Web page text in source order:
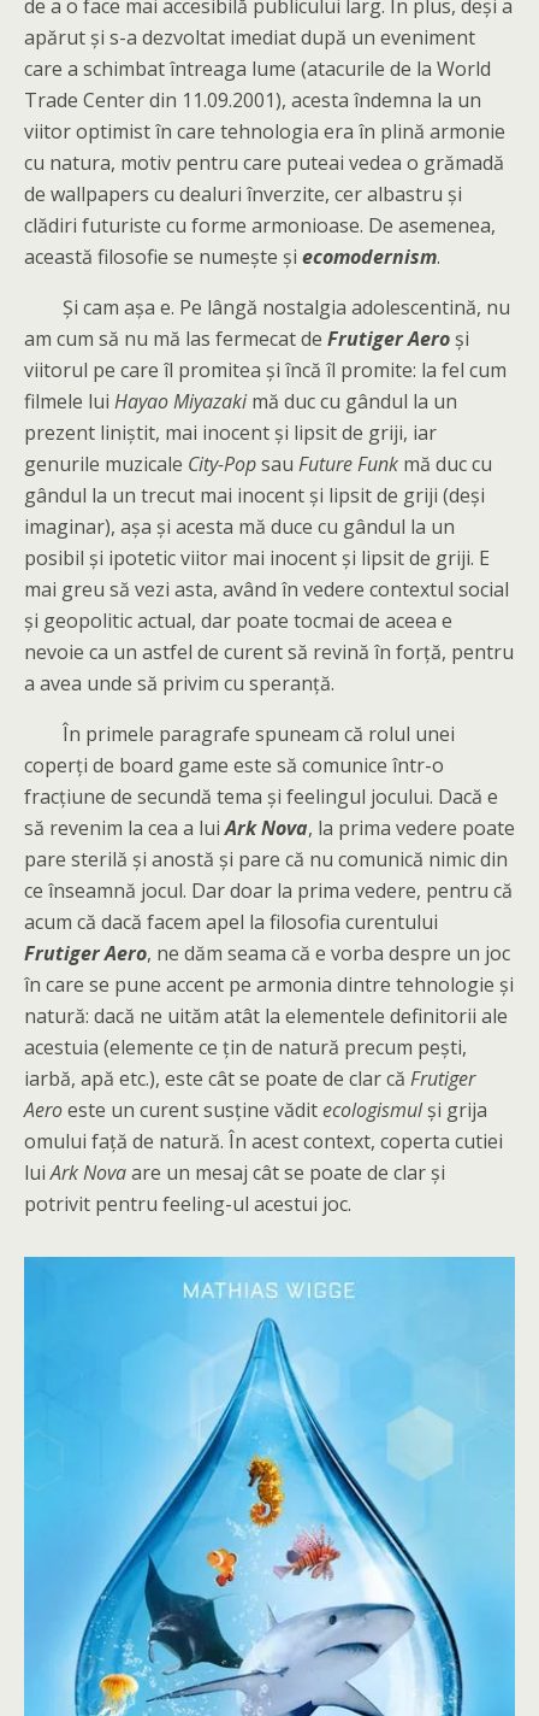
de a o face mai accesibilă publicului larg. În plus, deși a
apărut și s-a dezvoltat imediat după un eveniment
care a schimbat întreaga lume (atacurile de la World
Trade Center din 11.09.2001), acesta îndemna la un
viitor optimist în care tehnologia era în plină armonie
cu natura, motiv pentru care puteai vedea o grămadă
de wallpapers cu dealuri înverzite, cer albastru și
clădiri futuriste cu forme armonioase. De asemenea,
această filosofie se numește și ecomodernism.
Și cam așa e. Pe lângă nostalgia adolescentină, nu
am cum să nu mă las fermecat de Frutiger Aero și
viitorul pe care îl promitea și încă îl promite: la fel cum
filmele lui Hayao Miyazakimă duc cu gândul la un
prezent liniștit, mai inocent și lipsit de griji, iar
genurile muzicale City-Popsau Future Funk mă duc cu
gândul la un trecut mai inocent și lipsit de griji (deși
imaginar), așa și acesta mă duce cu gândul la un
posibil și ipotetic viitor mai inocent și lipsit de griji. E
mai greu să vezi asta, având în vedere contextul social
și geopolitic actual, dar poate tocmai de aceea e
nevoie ca un astfel de curent să revină în forță, pentru
a avea unde să privim cu speranță.
În primele paragrafe spuneam că rolul unei
coperți de board game este să comunice într-o
fracțiune de secundă tema și feelingul jocului. Dacă e
să revenim la cea a luiArk Nova, la prima vedere poate
pare sterilă și anostă și pare că nu comunică nimic din
ce înseamnă jocul. Dar doar la prima vedere, pentru că
acum că dacă facem apel la filosofia curentului
Frutiger Aero, ne dăm seama că e vorba despre un joc
în care se pune accent pe armonia dintre tehnologie și
natură: dacă ne uităm atât la elementele definitorii ale
acestuia (elemente ce țin de natură precum pești,
iarbă, apă etc.), este cât se poate de clar că Frutiger
Aeroeste un curent susține văditecologismulși grija
omului față de natură. În acest context, coperta cutiei
luiArk Novaare un mesaj cât se poate de clar și
potrivit pentru feeling-ul acestui joc.